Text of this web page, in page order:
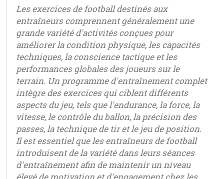
Les exercices de football destinés aux
entraîneurs comprennent généralement une
grande variété d'activités conçues pour
améliorer la condition physique, les capacités
techniques, la conscience tactique et les
performances globales des joueurs sur le
terrain. Un programme d'entraînement complet
intègre des exercices qui ciblent différents
aspects du jeu, tels que l'endurance, la force, la
vitesse, le contrôle du ballon, la précision des
passes, la technique de tir et le jeu de position.
Il est essentiel que les entraîneurs de football
introduisent de la variété dans leurs séances
d'entraînement afin de maintenir un niveau